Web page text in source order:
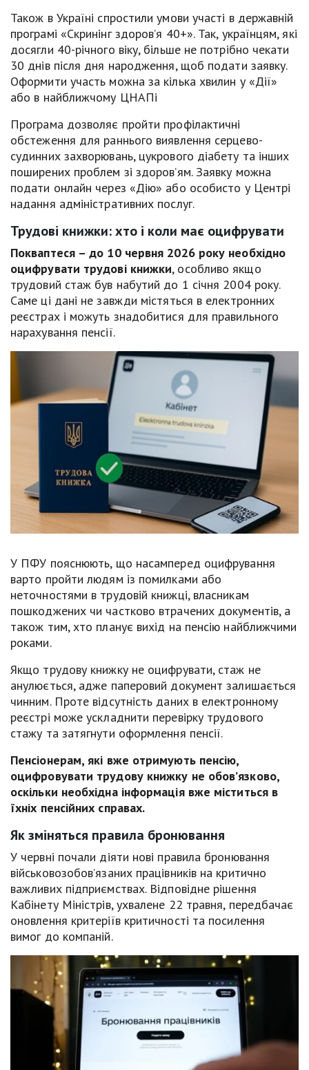
Також в Україні спростили умови участі в державній
програмі «Скринінг здоров’я 40+». Так, українцям, які
досягли 40-річного віку, більше не потрібно чекати
30 днів після дня народження, щоб подати заявку.
Оформити участь можна за кілька хвилин у «Дії»
або в найближчому ЦНАПі
Програма дозволяє пройти профілактичні
обстеження для раннього виявлення серцево-
судинних захворювань, цукрового діабету та інших
поширених проблем зі здоров’ям. Заявку можна
подати онлайн через «Дію» або особисто у Центрі
надання адміністративних послуг.
Трудові книжки: хто і коли має оцифрувати
Покваптеся – до 10 червня 2026 року необхідно
оцифрувати трудові книжки, особливо якщо
трудовий стаж був набутий до 1 січня 2004 року.
Саме ці дані не завжди містяться в електронних
реєстрах і можуть знадобитися для правильного
нарахування пенсії.
У ПФУ пояснюють, що насамперед оцифрування
варто пройти людям із помилками або
неточностями в трудовій книжці, власникам
пошкоджених чи частково втрачених документів, а
також тим, хто планує вихід на пенсію найближчими
роками.
Якщо трудову книжку не оцифрувати, стаж не
анулюється, адже паперовий документ залишається
чинним. Проте відсутність даних в електронному
реєстрі може ускладнити перевірку трудового
стажу та затягнути оформлення пенсії.
Пенсіонерам, які вже отримують пенсію,
оцифровувати трудову книжку не обов’язково,
оскільки необхідна інформація вже міститься в
їхніх пенсійних справах.
Як зміняться правила бронювання
У червні почали діяти нові правила бронювання
військовозобов’язаних працівників на критично
важливих підприємствах. Відповідне рішення
Кабінету Міністрів, ухвалене 22 травня, передбачає
оновлення критеріїв критичності та посилення
вимог до компаній.